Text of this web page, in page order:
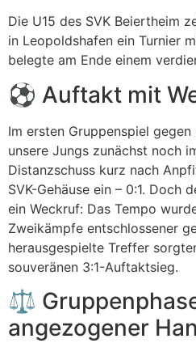
Die U15 des SVK Beiertheim
in Leopoldshafen ein Turnier
belegte am Ende einem
⚽ Auftakt mit
Im ersten Gruppenspiel
unsere Jungs zunächst noch
Distanzschuss kurz nach
SVK-Gehäuse ein – 0:1. Doch
ein Weckruf: Das Tempo
Zweikämpfe entschlossener
herausgespielte Treffer
souveränen 3:1-Auftaktsieg.
⚖️
angezogener